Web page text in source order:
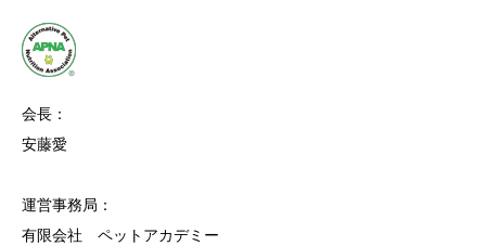
会長：
安藤愛
運営事務局：
有限会社 ペットアカデミー